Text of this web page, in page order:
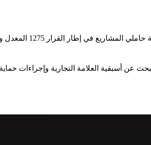
نظم مركز دعم التكنولوجيا
وشروطها في إطار الأمر 03_06، كما تطرقت المداخلة إلى البحث عن أسبقية